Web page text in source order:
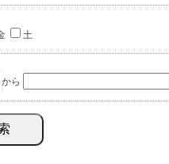
土
から